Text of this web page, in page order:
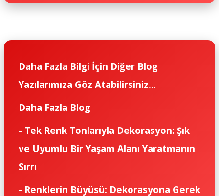
Daha Fazla Bilgi İçin Diğer Blog
Yazılarımıza Göz Atabilirsiniz...
Daha Fazla Blog
- Tek Renk Tonlarıyla Dekorasyon: Şık
ve Uyumlu Bir Yaşam Alanı Yaratmanın
Sırrı
- Renklerin Büyüsü: Dekorasyona Gerek